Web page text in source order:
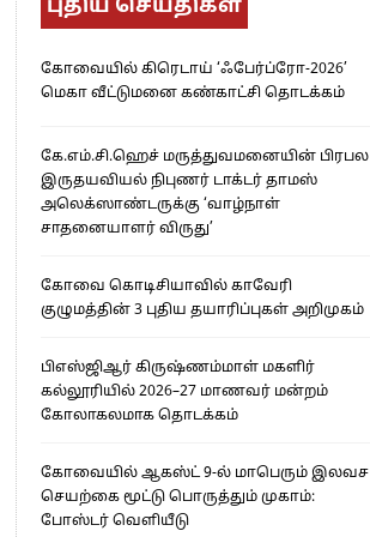
புதிய செய்திகள்
கோவையில் கிரெடாய் ‘ஃபேர்ப்ரோ-2026’
மெகா வீட்டுமனை கண்காட்சி தொடக்கம்
கே.எம்.சி.ஹெச் மருத்துவமனையின் பிரபல
இருதயவியல் நிபுணர் டாக்டர் தாமஸ்
அலெக்ஸாண்டருக்கு ‘வாழ்நாள்
சாதனையாளர் விருது’
கோவை கொடிசியாவில் காவேரி
குழுமத்தின் 3 புதிய தயாரிப்புகள் அறிமுகம்
பிஎஸ்ஜிஆர் கிருஷ்ணம்மாள் மகளிர்
கல்லூரியில் 2026–27 மாணவர் மன்றம்
கோலாகலமாக தொடக்கம்
கோவையில் ஆகஸ்ட் 9-ல் மாபெரும் இலவச
செயற்கை மூட்டு பொருத்தும் முகாம்:
போஸ்டர் வெளியீடு